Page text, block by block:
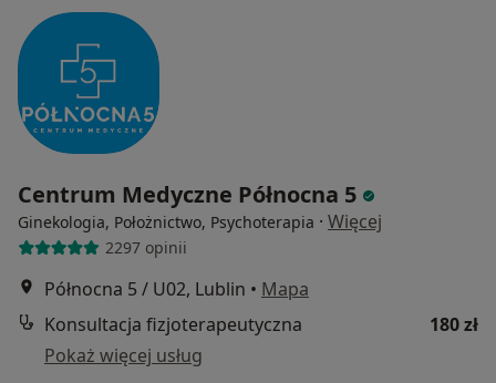
Centrum Medyczne Północna 5
Ginekologia, Położnictwo, Psychoterapia · Więcej
2297 opinii
Północna 5 / U02, Lublin • Mapa
Konsultacja fizjoterapeutyczna
180 zł
Pokaż więcej usług